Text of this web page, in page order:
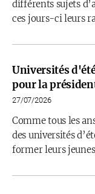
différents sujets
ces jours-ci leurs
Universités
pour la
27/07/2026
Comme tous les
des universités
former leurs